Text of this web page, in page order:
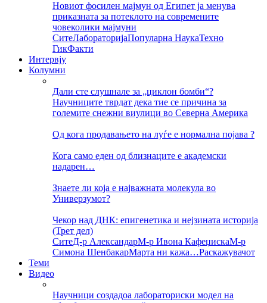
Новиот фосилен мајмун од Египет ја менува
приказната за потеклото на современите
човеколики мајмуни
СитеЛабораторијаПопуларна НаукаТехно
ГикФакти
Интервју
Колумни
Дали сте слушнале за „циклон бомби“?
Научниците тврдат дека тие се причина за
големите снежни виулици во Северна Америка
Од кога продавањето на луѓе е нормална појава ?
Кога само еден од близнаците е академски
надарен…
Знаете ли која е најважната молекула во
Универзумот?
Чекор над ДНК: епигенетика и нејзината историја
(Трет дел)
СитеД-р АлександарМ-р Ивона КафеџискаМ-р
Симона ШенбакарМарта ни кажа…Раскажувачот
Теми
Видео
Научници создадоа лабораториски модел на